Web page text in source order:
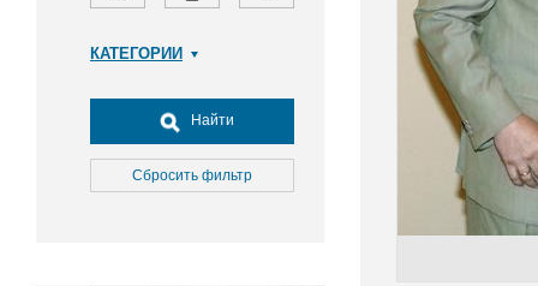
КАТЕГОРИИ
Досуг, туризм и отдых
Культура
Медицина
Найти
Сбросить фильтр